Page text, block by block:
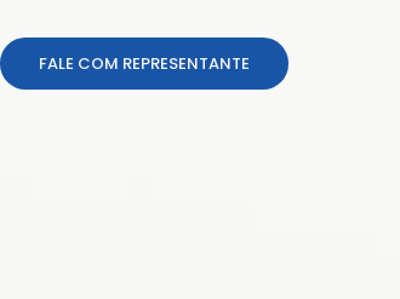
FALE COM REPRESENTANTE